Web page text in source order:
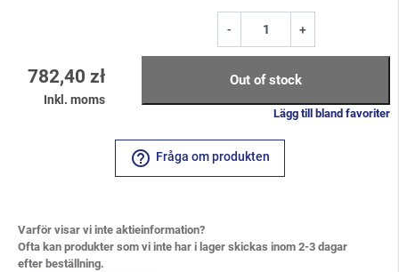
782,40 zł
Inkl. moms
- +
Out of stock
Lägg till bland favoriter
help_outline Fråga om produkten
Varför visar vi inte aktieinformation?
Ofta kan produkter som vi inte har i lager skickas inom 2-3 dagar
efter beställning.